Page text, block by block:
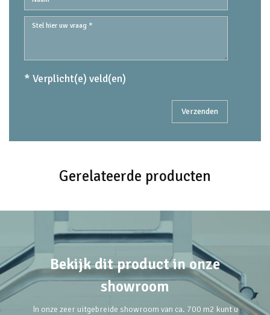
* Verplicht(e) veld(en)
Gerelateerde producten
Bekijk dit product in onze
showroom
In onze zeer uitgebreide showroom van ca. 700 m2 kunt u